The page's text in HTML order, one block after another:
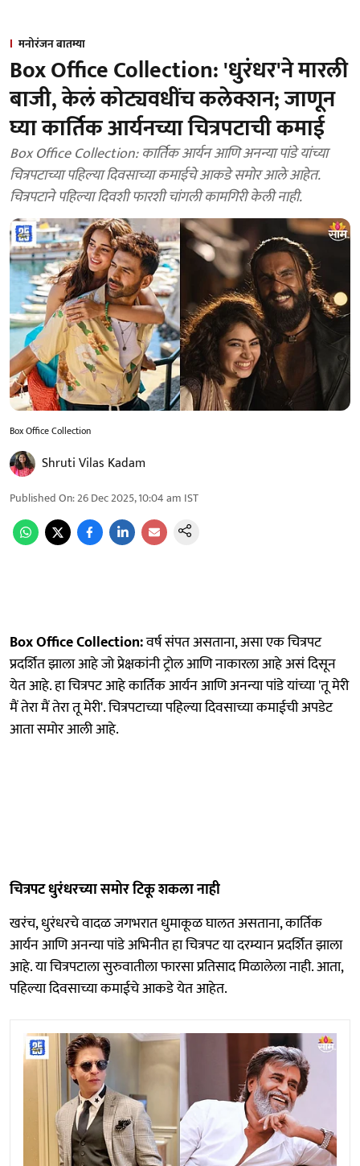
मनोरंजन बातम्या
Box Office Collection: 'धुरंधर'ने मारली
बाजी, केलं कोट्यवधींच कलेक्शन; जाणून
घ्या कार्तिक आर्यनच्या चित्रपटाची कमाई
Box Office Collection: कार्तिक आर्यन आणि अनन्या पांडे यांच्या
चित्रपटाच्या पहिल्या दिवसाच्या कमाईचे आकडे समोर आले आहेत.
चित्रपटाने पहिल्या दिवशी फारशी चांगली कामगिरी केली नाही.
Box Office Collection
Shruti Vilas Kadam
Published On:26 Dec 2025, 10:04 am IST
Box Office Collection:वर्ष संपत असताना, असा एक चित्रपट
प्रदर्शित झाला आहे जो प्रेक्षकांनी ट्रोल आणि नाकारला आहे असं दिसून
येत आहे. हा चित्रपट आहे कार्तिक आर्यन आणि अनन्या पांडे यांच्या 'तू मेरी
मैं तेरा मैं तेरा तू मेरी'. चित्रपटाच्या पहिल्या दिवसाच्या कमाईची अपडेट
आता समोर आली आहे.
चित्रपट धुरंधरच्या समोर टिकू शकला नाही
खरंच, धुरंधरचे वादळ जगभरात धुमाकूळ घालत असताना, कार्तिक
आर्यन आणि अनन्या पांडे अभिनीत हा चित्रपट या दरम्यान प्रदर्शित झाला
आहे. या चित्रपटाला सुरुवातीला फारसा प्रतिसाद मिळालेला नाही. आता,
पहिल्या दिवसाच्या कमाईचे आकडे येत आहेत.